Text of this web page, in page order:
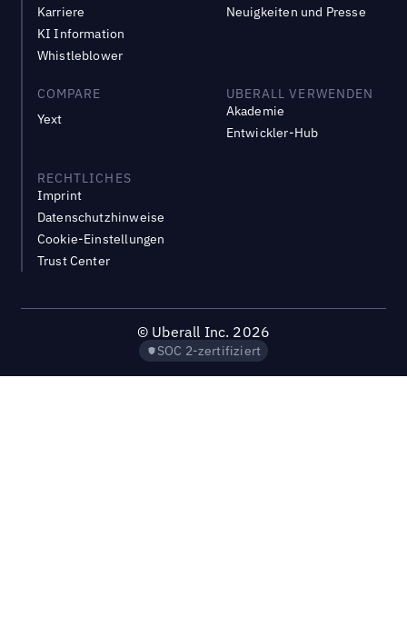
Karriere
KI Information
Whistleblower
Neuigkeiten und Presse
COMPARE
Yext
UBERALL VERWENDEN
Akademie
Entwickler-Hub
RECHTLICHES
Imprint
Datenschutzhinweise
Cookie-Einstellungen
Trust Center
© Uberall Inc. 2026
SOC 2-zertifiziert